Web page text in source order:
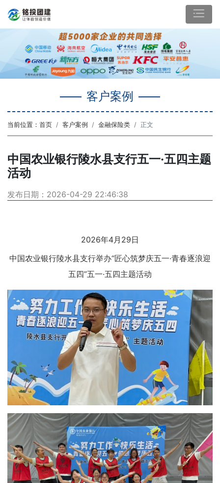
客户案例
当前位置： 首页 客户案例 金融保险类 正文
中国农业银行陵水县支行五一·五四主题
活动
发布日期：2026-04-29 22:46:38
2026年4月29日
中国农业银行陵水县支行举办“匠心筑梦庆五一·青春逐浪迎
五四”五一·五四主题活动